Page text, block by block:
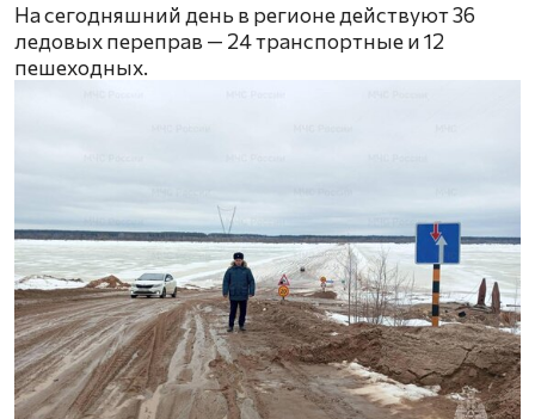
На сегодняшний день в регионе действуют 36
ледовых переправ — 24 транспортные и 12
пешеходных.